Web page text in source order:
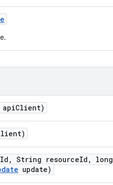
apiClient)
Id , String resourceId ,
update)